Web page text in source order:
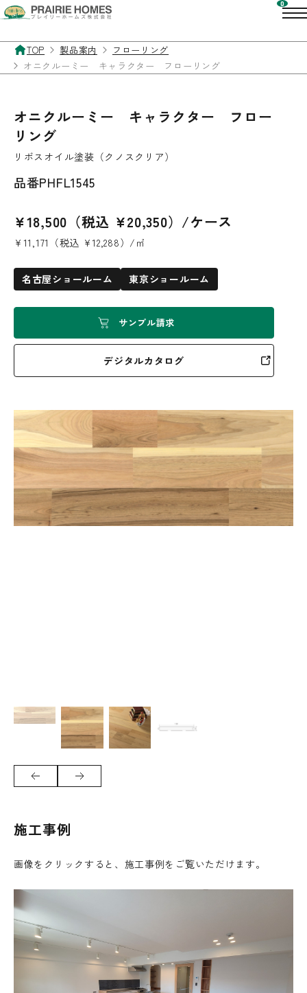
TOP 製品案内
フローリング
オニクルーミー キャラクター フローリング
オニクルーミー キャラクター フロー
リング
リボスオイル塗装（クノスクリア）
品番PHFL1545
¥18,500（税込 ¥20,350）/ケース
¥11,171（税込 ¥12,288）/㎡
名古屋ショールーム 東京ショールーム
サンプル請求
デジタルカタログ
施工事例
画像をクリックすると、施工事例をご覧いただけます。